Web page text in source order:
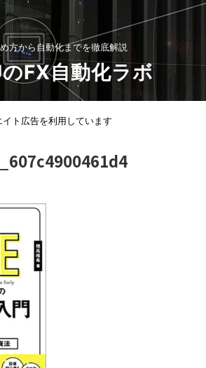
方から自動化までを徹底解説
FX自動化ラボ
ト広告を利用しています